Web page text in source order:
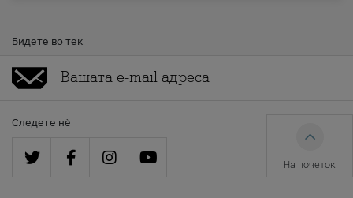
Бидете во тек
Следете нè
На почеток